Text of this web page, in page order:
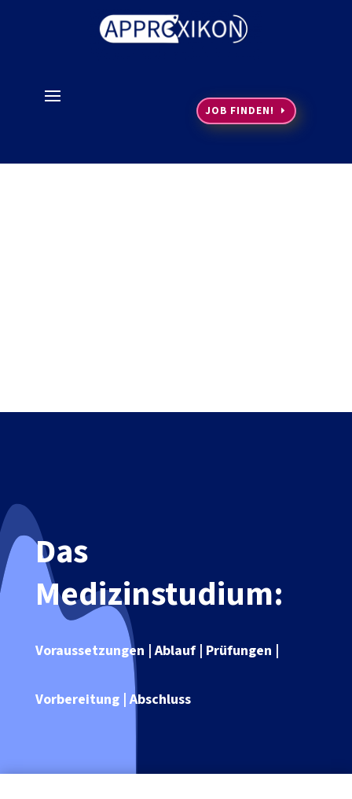
JOB FINDEN!
Das
Medizinstudium:
Voraussetzungen | Ablauf | Prüfungen |
Vorbereitung | Abschluss